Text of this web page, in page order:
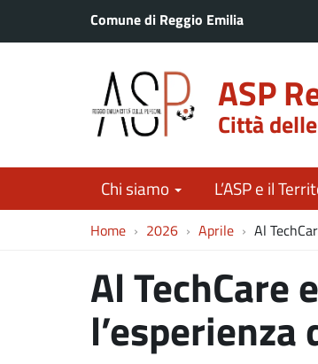
Comune di Reggio Emilia
ASP
Città
Chi siamo L’ASP e il
Home 2026 Aprile Al
Al TechCare